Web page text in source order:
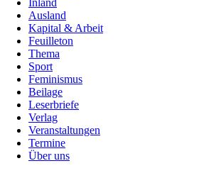
Inland
Ausland
Kapital & Arbeit
Feuilleton
Thema
Sport
Feminismus
Beilage
Leserbriefe
Verlag
Veranstaltungen
Termine
Über uns